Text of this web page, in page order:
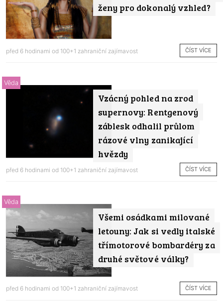
ženy pro dokonalý vzhled?
před 6 hodinami od 100+1 zahraniční zajímavost ČÍST VÍCE
Vzácný pohled na zrod
supernovy: Rentgenový
záblesk odhalil průlom
rázové vlny zanikající
hvězdy
Věda
před 6 hodinami od 100+1 zahraniční zajímavost ČÍST VÍCE
Všemi osádkami milované
letouny: Jak si vedly italské
třímotorové bombardéry za
druhé světové války?
Věda
před 6 hodinami od 100+1 zahraniční zajímavost ČÍST VÍCE